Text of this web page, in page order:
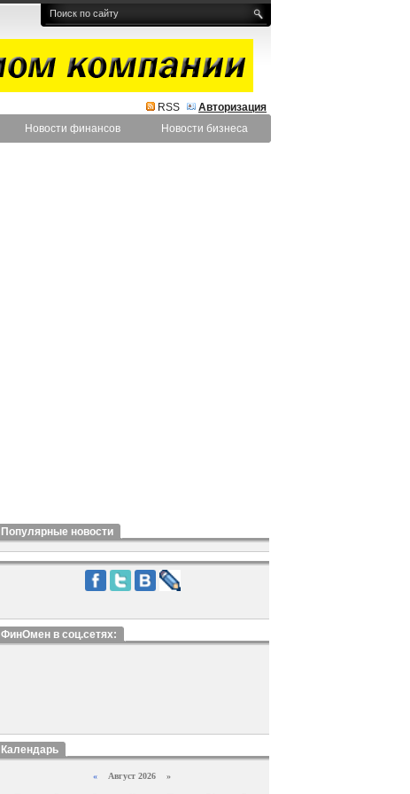
RSS
Авторизация
Новости финансов Новости бизнеса
Популярные новости
ФинОмен в соц.сетях:
Календарь
« Август 2026 »